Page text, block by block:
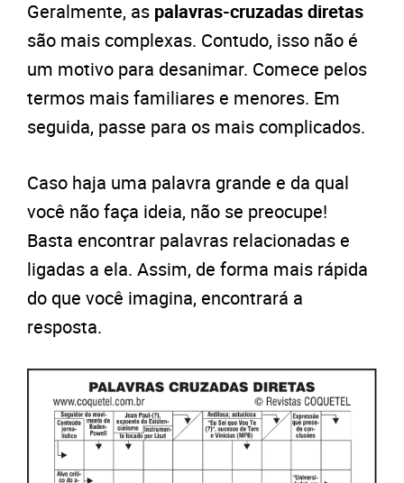
Geralmente, as palavras-cruzadas diretas
são mais complexas. Contudo, isso não é
um motivo para desanimar. Comece pelos
termos mais familiares e menores. Em
seguida, passe para os mais complicados.
Caso haja uma palavra grande e da qual
você não faça ideia, não se preocupe!
Basta encontrar palavras relacionadas e
ligadas a ela. Assim, de forma mais rápida
do que você imagina, encontrará a
resposta.